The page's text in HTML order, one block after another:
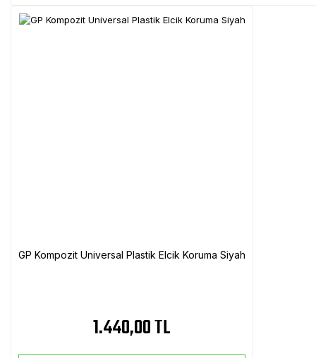
GP Kompozit Universal Plastik Elcik Koruma Siyah
1.440,00 TL